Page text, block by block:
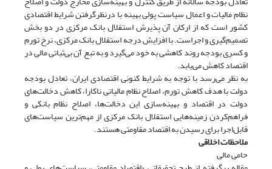
نظام مالیات و اعمال سیاست پولی بهینه با در‌نظر‌گرفتن شرایط اقتصادی
کشور است که از ارکان آن پذیرش استقلال بانک مرکزی در دو بخش
تصمیم‌گیری و اجراست. با افزایش درجه استقلال بانک مرکزی، نرخ تورم
و کسری بودجه روند کاهشی به خود می‌گیرد و به تبع آن بی‌ثباتی مالی در
اقتصاد کاهش می‌یابد.
به نظر می‌رسد با توجه به شرایط کنونی اقتصادی ایران، تعادل بودجه
دولت با هدف کاهش تورم، اصلاح نظام مالیاتی ناکارا، کاهش دخالت‌های
دولت در اقتصاد و بهینه‌سازی این دخالت‌ها، اصلاح نظام بانکی و
فراهم‌کردن زمینه‌هایی استقلال بانک مرکزی از مهم‌ترین سیاست‌های
قابل‌اجرا برای رسیدن به اقتصاد مقاومتی هستند.
ملاحظات اخلاقی
حامی مالی